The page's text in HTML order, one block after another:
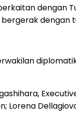
dengan
dengan
Lorena